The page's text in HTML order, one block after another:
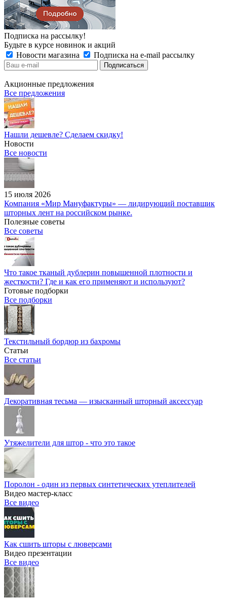
Подписка на рассылку!
Будьте в курсе новинок и акций
Новости магазина
Подписка на e-mail рассылку
Акционные предложения
Все предложения
Нашли дешевле? Сделаем скидку!
Новости
Все новости
15 июля 2026
Компания «Мир Мануфактуры» — лидирующий поставщик
шторных лент на российском рынке.
Полезные советы
Все советы
Что такое тканый дублерин повышенной плотности и
жесткости? Где и как его применяют и используют?
Готовые подборки
Все подборки
Текстильный бордюр из бахромы
Статьи
Все статьи
Декоративная тесьма — изысканный шторный аксессуар
Утяжелители для штор - что это такое
Поролон - один из первых синтетических утеплителей
Видео мастер-класс
Все видео
Как сшить шторы с люверсами
Видео презентации
Все видео